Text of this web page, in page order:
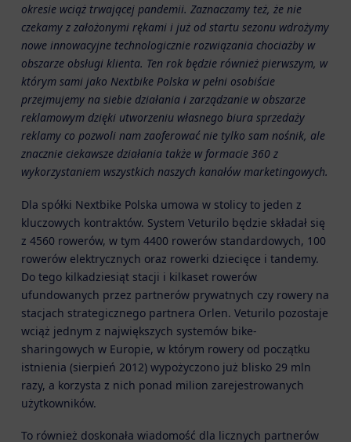
okresie wciąż trwającej pandemii. Zaznaczamy też, że nie
czekamy z założonymi rękami i już od startu sezonu wdrożymy
nowe innowacyjne technologicznie rozwiązania chociażby w
obszarze obsługi klienta. Ten rok będzie również pierwszym, w
którym sami jako Nextbike Polska w pełni osobiście
przejmujemy na siebie działania i zarządzanie w obszarze
reklamowym dzięki utworzeniu własnego biura sprzedaży
reklamy co pozwoli nam zaoferować nie tylko sam nośnik, ale
znacznie ciekawsze działania także w formacie 360 z
wykorzystaniem wszystkich naszych kanałów marketingowych.
Dla spółki Nextbike Polska umowa w stolicy to jeden z
kluczowych kontraktów. System Veturilo będzie składał się
z 4560 rowerów, w tym 4400 rowerów standardowych, 100
rowerów elektrycznych oraz rowerki dziecięce i tandemy.
Do tego kilkadziesiąt stacji i kilkaset rowerów
ufundowanych przez partnerów prywatnych czy rowery na
stacjach strategicznego partnera Orlen. Veturilo pozostaje
wciąż jednym z największych systemów bike-
sharingowych w Europie, w którym rowery od początku
istnienia (sierpień 2012) wypożyczono już blisko 29 mln
razy, a korzysta z nich ponad milion zarejestrowanych
użytkowników.
To również doskonała wiadomość dla licznych partnerów